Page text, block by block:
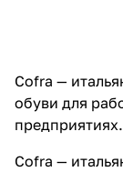
Cofra —
обуви для
предприятиях.
Cofra —